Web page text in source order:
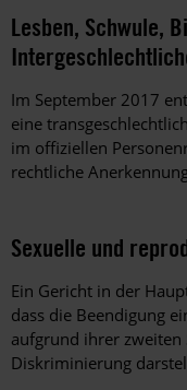
Lesben, Schwule,
Im September 2017
eine
im offiziellen
rechtliche
Sexuelle und
Ein Gericht in der
dass die Beendigung
aufgrund ihrer zweiten
Diskriminierung